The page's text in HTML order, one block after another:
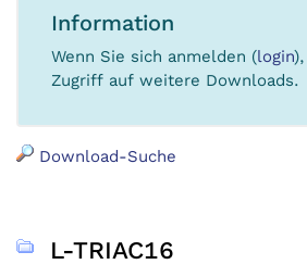
Information
Wenn Sie sich anmelden (login
Zugriff auf weitere Downloads.
Download-Suche
L-TRIAC16